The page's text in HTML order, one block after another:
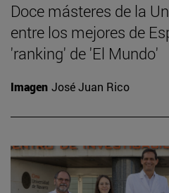
Doce másteres de la
entre los mejores de
'ranking' de 'El Mundo'
Imagen José Juan Rico